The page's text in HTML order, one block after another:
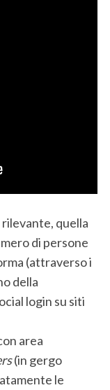
quella
di persone
(attraverso i
della
login su siti
area
(in gergo
le